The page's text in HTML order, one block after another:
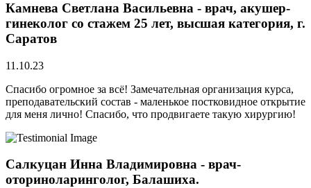
Камнева Светлана Васильевна - врач, акушер-
гинеколог со стажем 25 лет, высшая категория, г.
Саратов
11.10.23
Спасибо огромное за всё! Замечательная организация курса,
преподавательский состав - маленькое постковидное открытие
для меня лично! Спасибо, что продвигаете такую хирургию!
Салкуцан Инна Владимировна - врач-
оториноларинголог, Балашиха.